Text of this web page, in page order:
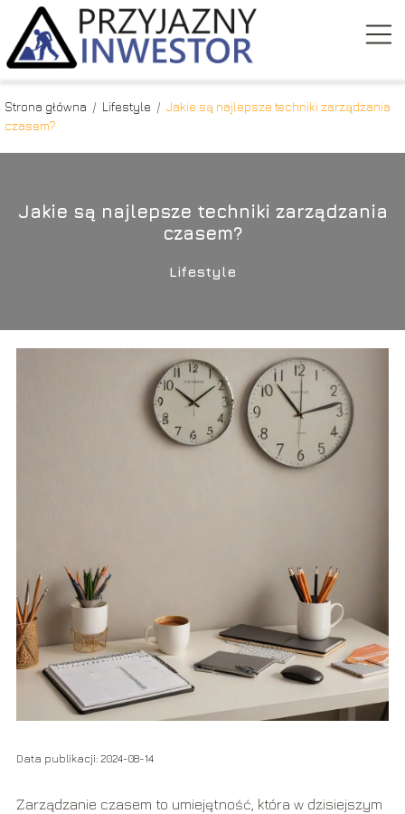
Strona główna / Lifestyle / Jakie są najlepsze techniki zarządzania
czasem?
Jakie są najlepsze techniki zarządzania
czasem?
Lifestyle
Data publikacji: 2024-08-14
Zarządzanie czasem to umiejętność, która w dzisiejszym